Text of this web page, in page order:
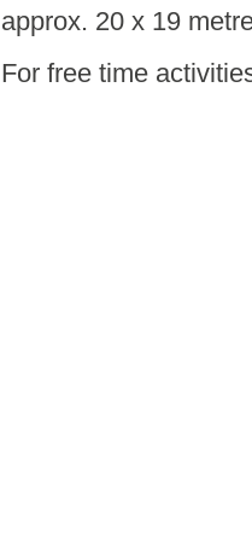
approx. 20 x 19
For free time